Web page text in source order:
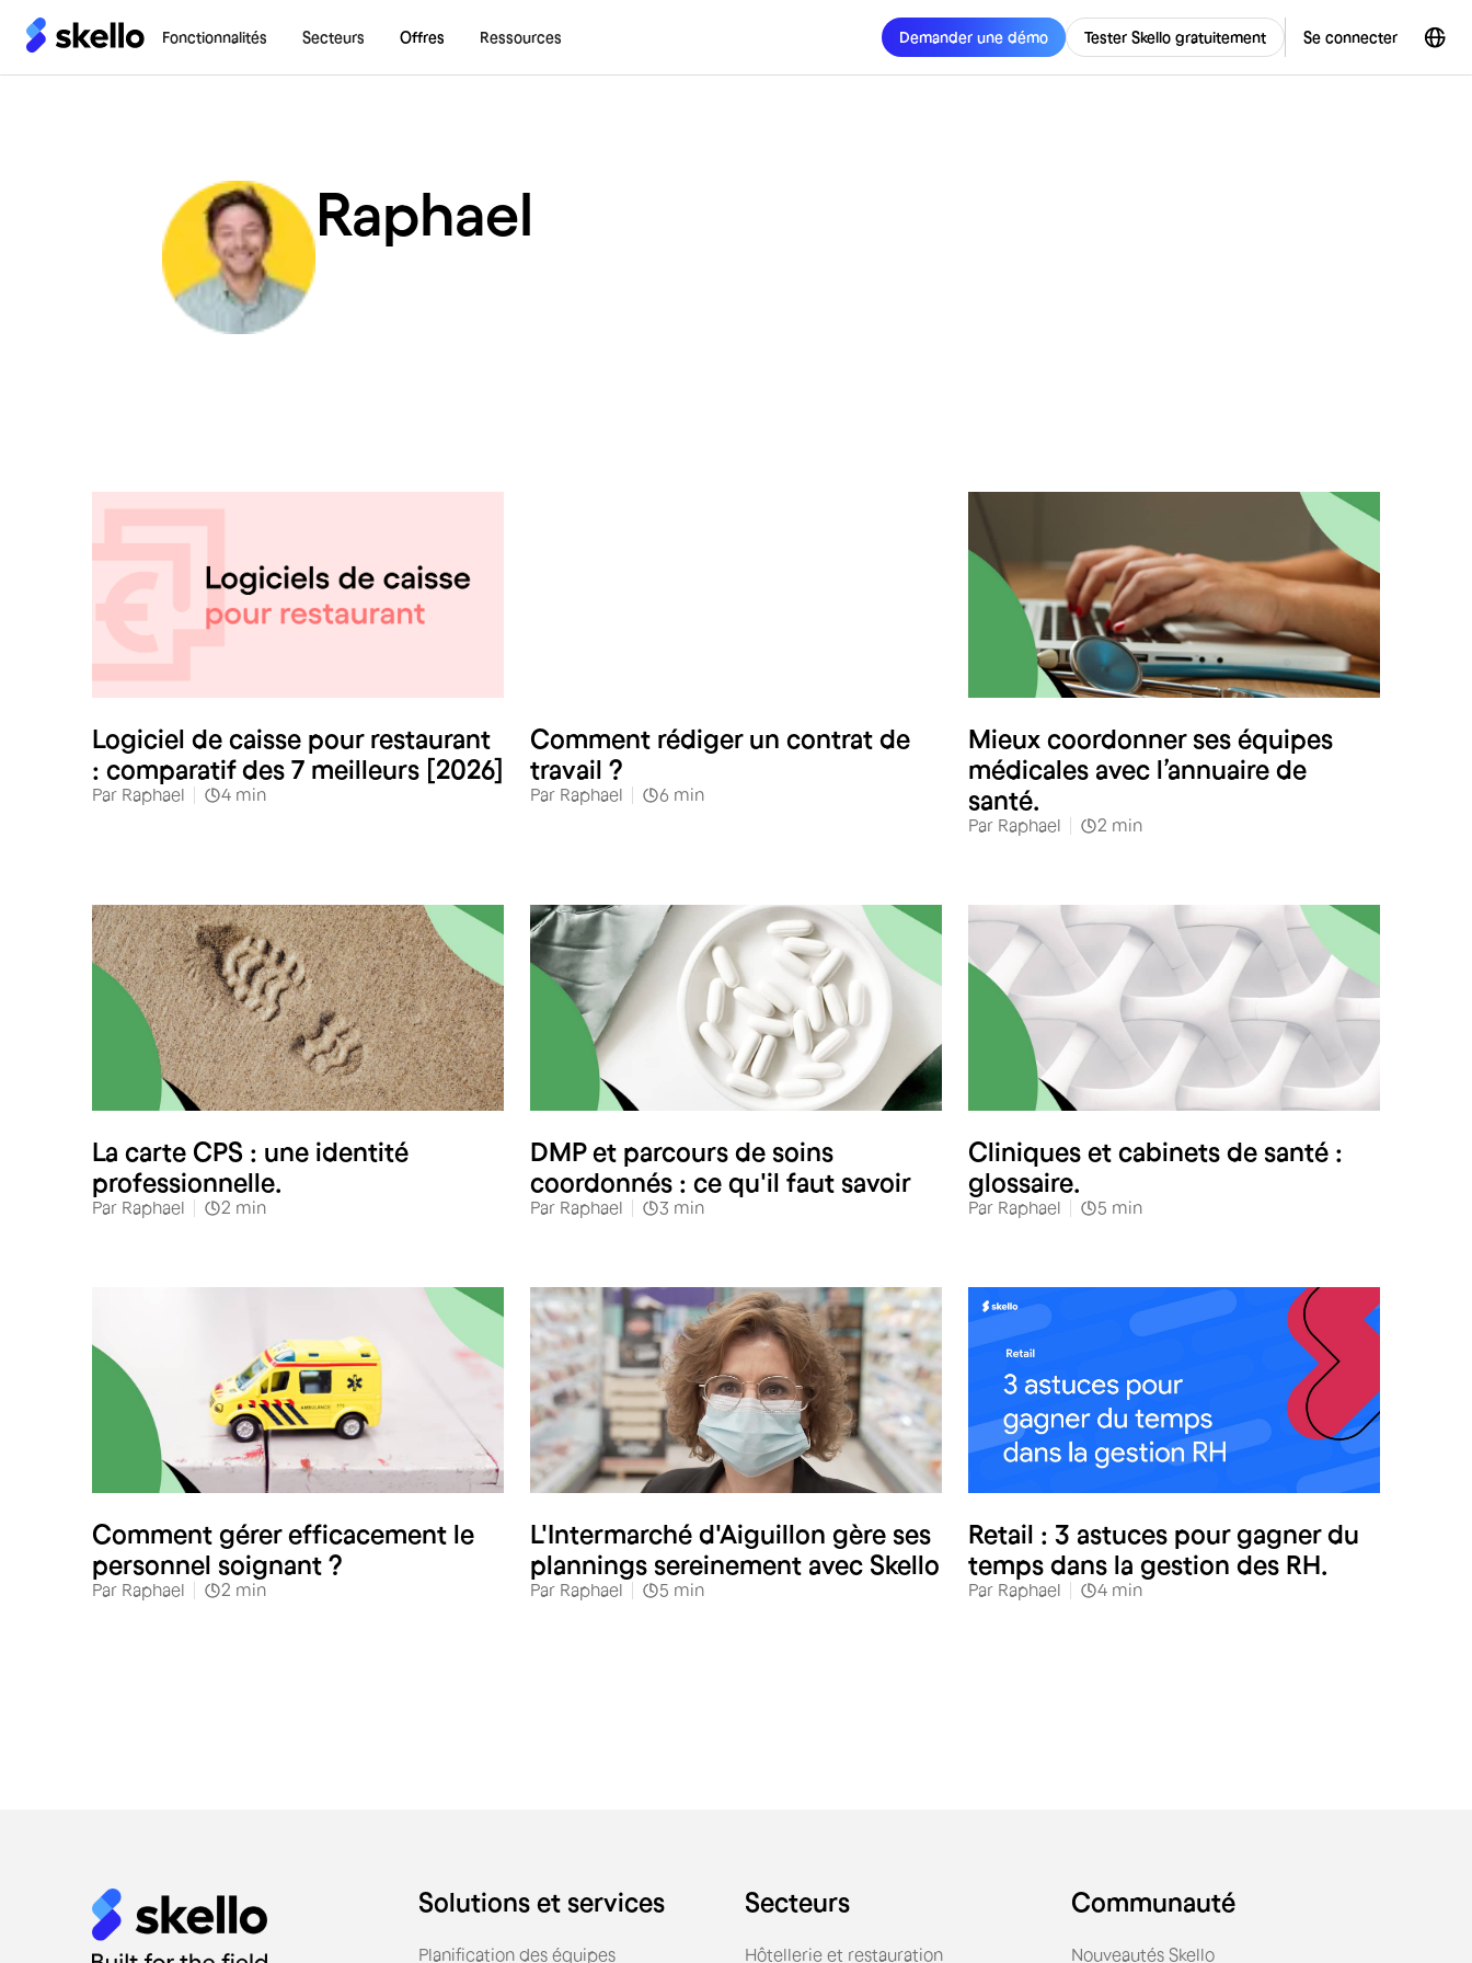
Fonctionnalités Secteurs Offres Ressources Demander une démo Tester Skello gratuitement Se connecter
Raphael
Logiciel de caisse pour restaurant
: comparatif des 7 meilleurs [2026]
Par Raphael 4 min
Comment rédiger un contrat de
travail ?
Par Raphael 6 min
Mieux coordonner ses équipes
médicales avec l’annuaire de
santé.
Par Raphael 2 min
La carte CPS : une identité
professionnelle.
Par Raphael 2 min
DMP et parcours de soins
coordonnés : ce qu'il faut savoir
Par Raphael 3 min
Cliniques et cabinets de santé :
glossaire.
Par Raphael 5 min
Comment gérer efficacement le
personnel soignant ?
Par Raphael 2 min
L'Intermarché d'Aiguillon gère ses
plannings sereinement avec Skello
Par Raphael 5 min
Retail : 3 astuces pour gagner du
temps dans la gestion des RH.
Par Raphael 4 min
Solutions et services
Planification des équipes
Secteurs
Hôtellerie et restauration
Communauté
Nouveautés Skello